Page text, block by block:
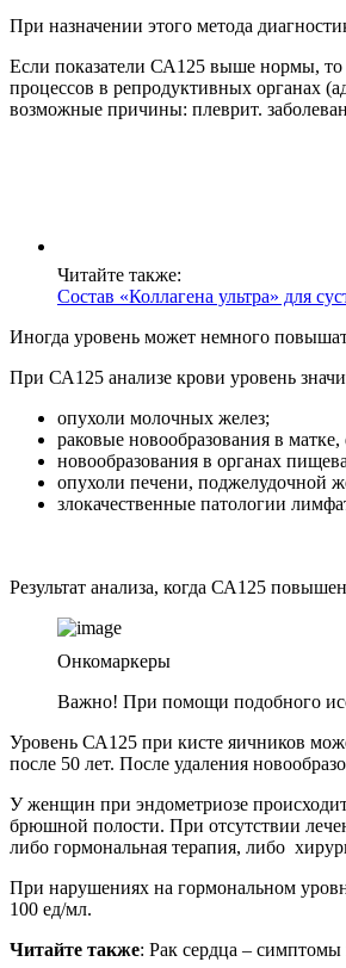
При назначении этого метода
Если показатели СА125 выше нормы, то
процессов в репродуктивных органах
возможные причины: плеврит.
Читайте также:
Состав «Коллагена ультра» для
Иногда уровень может немного
При СА125 анализе крови уровень
опухоли молочных желез;
раковые новообразования в
новообразования в органах
опухоли печени, поджелудочной
злокачественные патологии
Результат анализа, когда СА125
Онкомаркеры
Важно! При помощи подобного
Уровень СА125 при кисте яичников
после 50 лет. После удаления
У женщин при эндометриозе
брюшной полости. При отсутствии
либо гормональная терапия, либо
При нарушениях на гормональном
100 ед/мл.
Читайте также: Рак сердца – симптомы